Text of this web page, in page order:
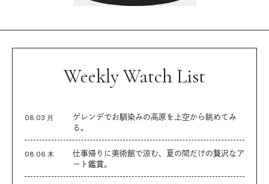
Weekly Watch List
08.03 月
ゲレンデでお馴染みの高原を上空から眺めてみ
る。
08.06 木
仕事帰りに美術館で涼む、夏の間だけの贅沢なア
ート鑑賞。